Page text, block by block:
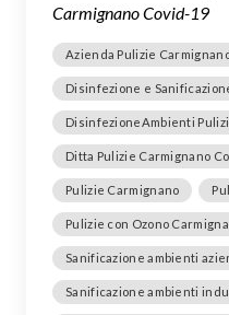
Carmignano Covid-19
Azienda Pulizie
Disinfezione e
DisinfezioneAmbienti
Ditta Pulizie Carmignano
Pulizie Carmignano
Pulizie con Ozono
Sanificazione ambienti
Sanificazione ambienti